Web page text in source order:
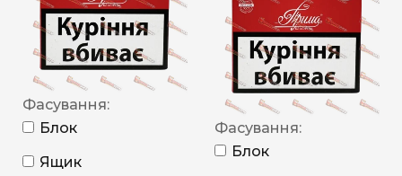
Фасування:
Блок
Ящик
Фасування:
Блок